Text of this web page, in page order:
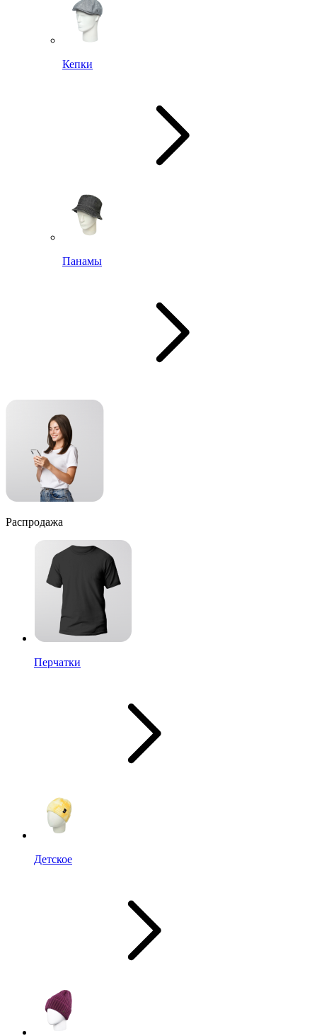
Кепки
Панамы
Распродажа
Перчатки
Детское